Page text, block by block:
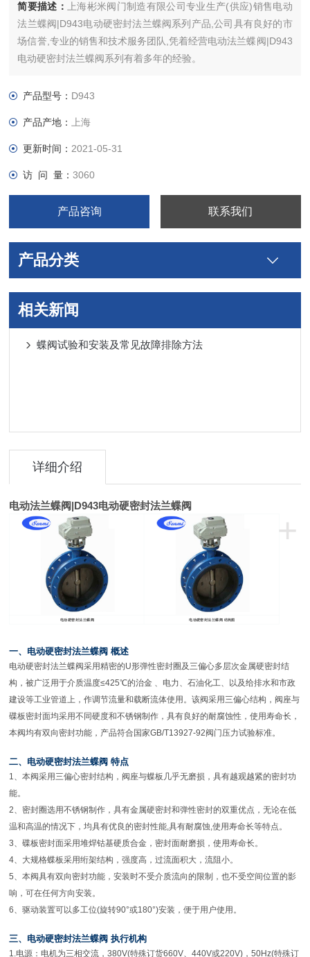
简要描述：
上海彬米阀门制造有限公司专业生产(供应)销售电动
法兰蝶阀|D943电动硬密封法兰蝶阀系列产品,公司具有良好的市
场信誉,专业的销售和技术服务团队,凭着经营电动法兰蝶阀|D943
电动硬密封法兰蝶阀系列有着多年的经验。
产品型号： D943
产品产地： 上海
更新时间： 2021-05-31
访 问 量：3060
产品咨询 联系我们
产品分类
相关新闻
蝶阀试验和安装及常见故障排除方法
详细介绍
电动法兰蝶阀|D943电动硬密封法兰蝶阀
+
电动硬密封法兰蝶阀 电动硬密封法兰蝶阀 结构图
一、电动硬密封法兰蝶阀 概述
电动硬密封法兰蝶阀采用精密的U形弹性密封圈及三偏心多层次金属硬密封结
构，被广泛用于介质温度≤425℃的治金 、电力、石油化工、以及给排水和市政
建设等工业管道上，作调节流量和载断流体使用。该阀采用三偏心结构，阀座与
碟板密封面均采用不同硬度和不锈钢制作，具有良好的耐腐蚀性，使用寿命长，
本阀均有双向密封功能，产品符合国家GB/T13927-92阀门压力试验标准。
二、电动硬密封法兰蝶阀 特点
1、本阀采用三偏心密封结构，阀座与蝶板几乎无磨损，具有越观越紧的密封功
能。
2、密封圈选用不锈钢制作，具有金属硬密封和弹性密封的双重优点，无论在低
温和高温的情况下，均具有优良的密封性能,具有耐腐蚀,使用寿命长等特点。
3、碟板密封面采用堆焊钴基硬质合金，密封面耐磨损，使用寿命长。
4、大规格蝶板采用绗架结构，强度高，过流面积大，流阻小。
5、本阀具有双向密封功能，安装时不受介质流向的限制，也不受空间位置的影
响，可在任何方向安装。
6、驱动装置可以多工位(旋转90°或180°)安装，便于用户使用。
三、电动硬密封法兰蝶阀 执行机构
1.电源：电机为三相交流，380V(特殊订货660V、440V或220V)，50Hz(特殊订